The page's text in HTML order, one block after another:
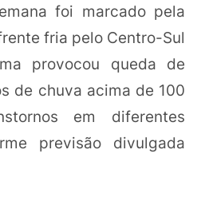
foi marcado pela
fria pelo Centro-Sul
provocou queda de
de chuva acima de 100
em diferentes
previsão divulgada